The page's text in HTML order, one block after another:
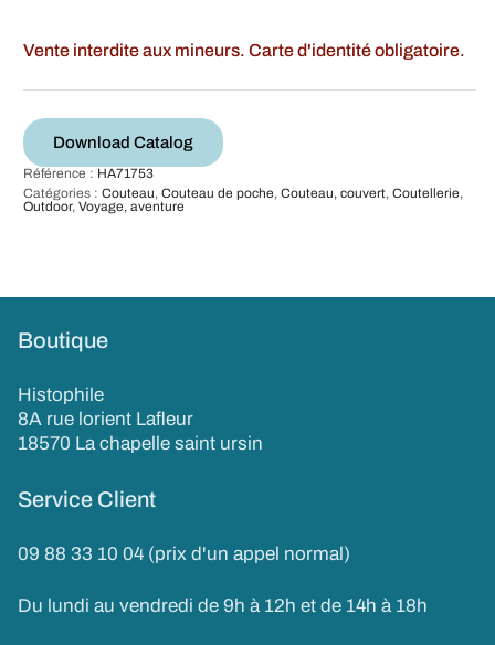
Vente interdite aux mineurs. Carte d'identité obligatoire.
Download Catalog
Référence : HA71753
Catégories : Couteau, Couteau de poche, Couteau, couvert, Coutellerie,
Outdoor, Voyage, aventure
Boutique
Histophile
8A rue lorient Lafleur
18570 La chapelle saint ursin
Service Client
09 88 33 10 04 (prix d'un appel normal)
Du lundi au vendredi de 9h à 12h et de 14h à 18h